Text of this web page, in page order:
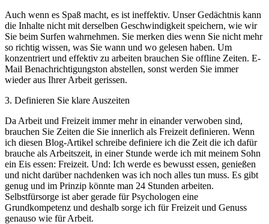
Auch wenn es Spaß macht, es ist ineffektiv. Unser Gedächtnis kann
die Inhalte nicht mit derselben Geschwindigkeit speichern, wie wir
Sie beim Surfen wahrnehmen. Sie merken dies wenn Sie nicht mehr
so richtig wissen, was Sie wann und wo gelesen haben. Um
konzentriert und effektiv zu arbeiten brauchen Sie offline Zeiten. E-
Mail Benachrichtigungston abstellen, sonst werden Sie immer
wieder aus Ihrer Arbeit gerissen.
3. Definieren Sie klare Auszeiten
Da Arbeit und Freizeit immer mehr in einander verwoben sind,
brauchen Sie Zeiten die Sie innerlich als Freizeit definieren. Wenn
ich diesen Blog-Artikel schreibe definiere ich die Zeit die ich dafür
brauche als Arbeitszeit, in einer Stunde werde ich mit meinem Sohn
ein Eis essen: Freizeit. Und: Ich werde es bewusst essen, genießen
und nicht darüber nachdenken was ich noch alles tun muss. Es gibt
genug und im Prinzip könnte man 24 Stunden arbeiten.
Selbstfürsorge ist aber gerade für Psychologen eine
Grundkompetenz und deshalb sorge ich für Freizeit und Genuss
genauso wie für Arbeit.